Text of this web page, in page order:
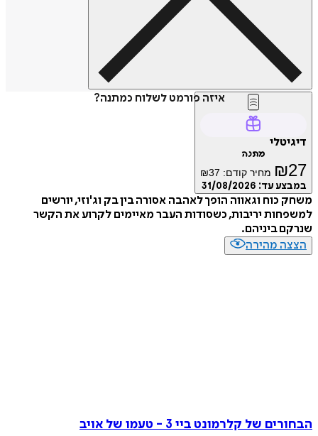
איזה פורמט לשלוח כמתנה?
₪ מחיר קודם: ₪37
עד:31/08/2026
וגאווה הופך לאהבה אסורה בין בק וג'וזי, יורשים
יריבות, כשסודות העבר מאיימים לקרוע את הקשר
ביניהם.
מהירה
של קלרמונט ביי 3 - טעמו של אויב